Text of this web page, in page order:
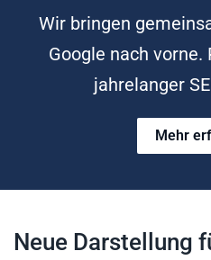
Wir bringen
Google nach
jahrelanger
Mehr
Neue Darstellung